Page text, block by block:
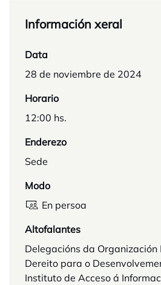
Información xeral
Data
28 de noviembre de 2024
Horario
12:00 hs.
Enderezo
Sede
Modo
En persoa
Altofalantes
Delegacións da Organización
Dereito para o
Instituto de Acceso á